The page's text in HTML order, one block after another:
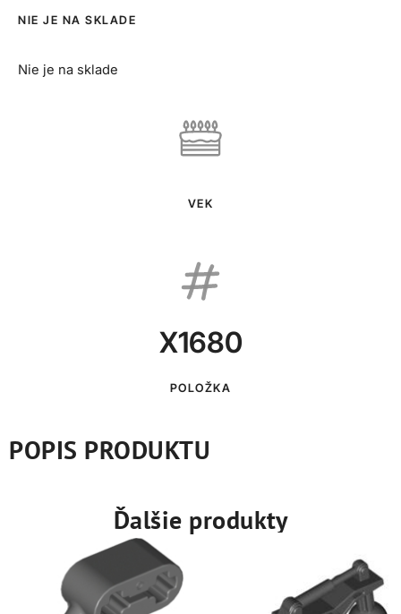
NIE JE NA SKLADE
Nie je na sklade
VEK
X1680
POLOŽKA
POPIS PRODUKTU
Ďalšie produkty